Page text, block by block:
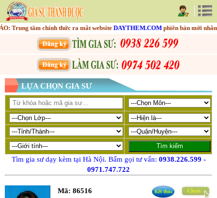
tâm chính thức ra mắt websiteDAYTHEM.COMphiên bản mới nhằm
LỰA CHỌN GIA SƯ
Tìm gia sư dạy kèm tại Hà Nội. Bấm gọi tư vấn: 0938.226.599 -
0971.747.722
Mã: 86516